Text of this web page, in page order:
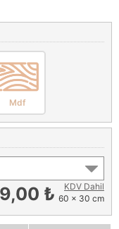
Mdf
₺
KDV Dahil
60 x 30 cm